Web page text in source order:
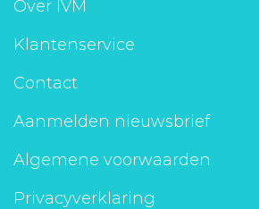
Over IVM
Klantenservice
Contact
Aanmelden nieuwsbrief
Algemene voorwaarden
Privacyverklaring